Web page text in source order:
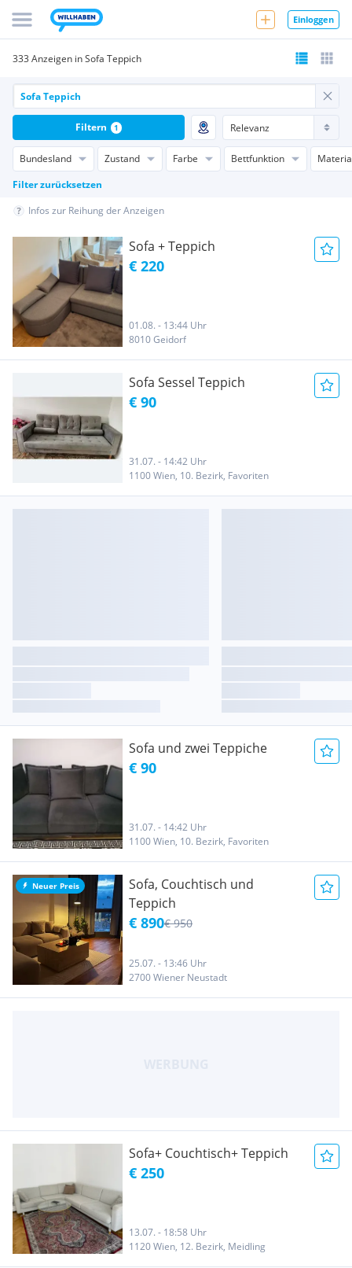
Einloggen
333 Anzeigen in Sofa Teppich
Bundesland Zustand Farbe Bettfunktion
Filter zurücksetzen
Filtern 1
Infos zur Reihung der Anzeigen
Sofa + Teppich
€ 220
01.08. - 13:44 Uhr
8010 Geidorf
Sofa Sessel Teppich
€ 90
31.07. - 14:42 Uhr
1100 Wien, 10. Bezirk, Favoriten
Sofa und zwei Teppiche
€ 90
31.07. - 14:42 Uhr
1100 Wien, 10. Bezirk, Favoriten
Neuer Preis
Sofa, Couchtisch und
Teppich
€ 890€ 950
25.07. - 13:46 Uhr
2700 Wiener Neustadt
Sofa+ Couchtisch+ Teppich
€ 250
13.07. - 18:58 Uhr
1120 Wien, 12. Bezirk, Meidling